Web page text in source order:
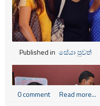
Published in සේයා පුවත්
0 comment Read more...